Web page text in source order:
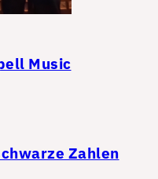
Music
Zahlen